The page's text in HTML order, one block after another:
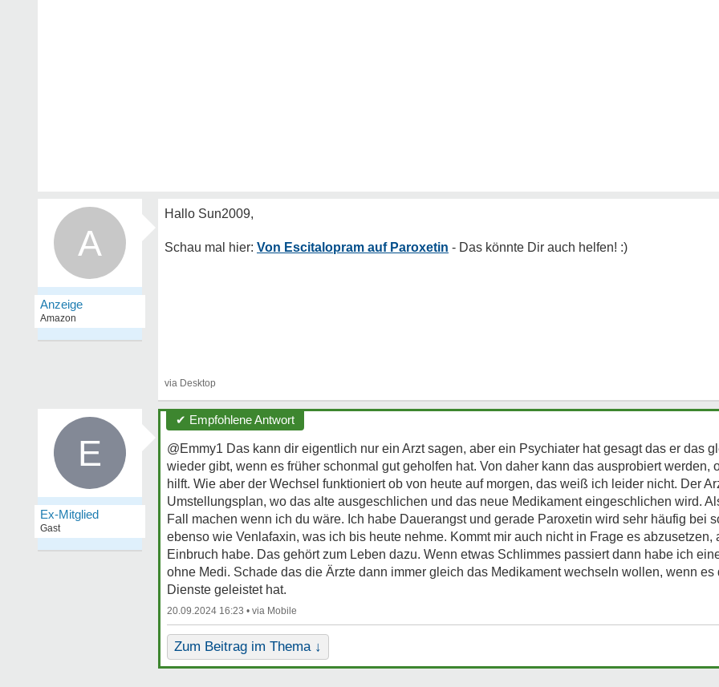
A Von Escitalopram auf Paroxetin
E
Ex-Mitglied
Gast
✔ Empfohlene Antwort
@Emmy1 Das kann dir eigentlich nur ein Arzt sagen, aber ein Psychiater hat gesagt das er das
wieder gibt, wenn es früher schonmal gut geholfen hat. Von daher kann das ausprobiert werden,
hilft. Wie aber der Wechsel funktioniert ob von heute auf morgen, das weiß ich leider nicht. Der
Umstellungsplan, wo das alte ausgeschlichen und das neue Medikament eingeschlichen wird.
Fall machen wenn ich du wäre. Ich habe Dauerangst und gerade Paroxetin wird sehr häufig bei
ebenso wie Venlafaxin, was ich bis heute nehme. Kommt mir auch nicht in Frage es
Einbruch habe. Das gehört zum Leben dazu. Wenn etwas Schlimmes passiert dann habe ich
ohne Medi. Schade das die Ärzte dann immer gleich das Medikament wechseln wollen, wenn es
Dienste geleistet hat.
20.09.2024 16:23 •
Zum Beitrag im Thema ↓